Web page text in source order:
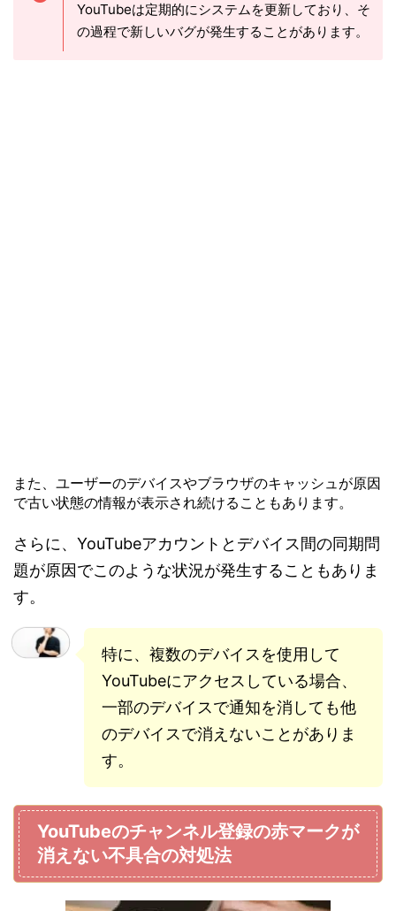
YouTubeは定期的にシステムを更新しており、そ
の過程で新しいバグが発生することがあります。
また、ユーザーのデバイスやブラウザのキャッシュが原因
で古い状態の情報が表示され続けることもあります。
さらに、YouTubeアカウントとデバイス間の同期問
題が原因でこのような状況が発生することもありま
す。
特に、複数のデバイスを使用して
YouTubeにアクセスしている場合、
一部のデバイスで通知を消しても他
のデバイスで消えないことがありま
す。
YouTubeのチャンネル登録の赤マークが
消えない不具合の対処法